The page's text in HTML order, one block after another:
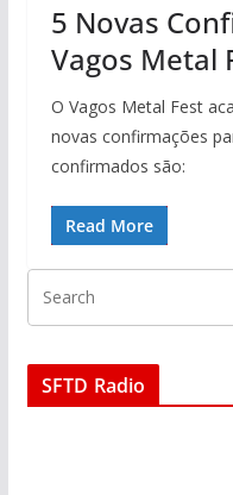
5 Novas
Vagos Metal
O Vagos Metal Fest
novas confirmações
confirmados são:
Read More
SFTD Radio